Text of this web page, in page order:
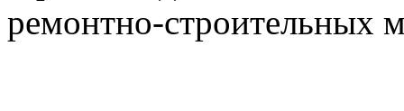
ремонтно-строительных